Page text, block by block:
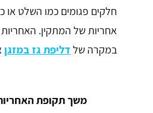
חלקים פגומים כמו השלט או
אחריות של המתקין. האחריות
במקרה של דליפת גז במזגן
משך תקופת